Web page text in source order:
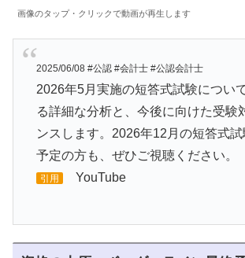
画像のタップ・クリックで動画が再生します
2025/06/08 #公認 #会計士 #公認会計士
2026年5月実施の短答式試験につい
る詳細な分析と、今後に向けた受験
ンスします。2026年12月の短答式
予定の方も、ぜひご視聴ください。
引用 YouTube